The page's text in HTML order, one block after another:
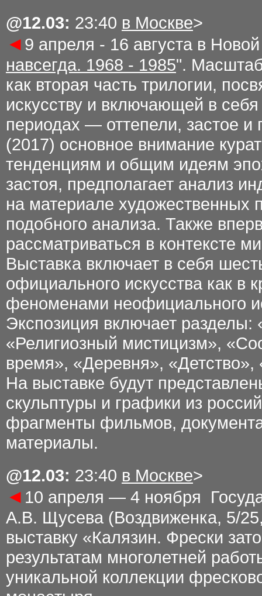
@12.03: 23:40 в Москве>
◄ 9 апреля - 16 августа в
навсегда. 1968 - 1985".
как вторая часть трилогии,
искусству и включающей в
периодах — оттепели, застое
(2017) основное внимание
тенденциям и общим идеям
застоя, предполагает анализ
на материале художественных
подобного анализа. Также
рассматриваться в контексте
Выставка включает в себя
официального искусства как в
феноменами неофициального
Экспозиция включает разделы:
«Религиозный мистицизм»,
время», «Деревня», «Детство»,
На выставке будут
скульптуры и графики из
фрагменты фильмов,
материалы.
@12.03: 23:40 в Москве>
◄ 10 апреля — 4 ноября
А.В. Щусева (Воздвиженка, 5/
выставку «Калязин. Фрески
результатам многолетней
уникальной коллекции